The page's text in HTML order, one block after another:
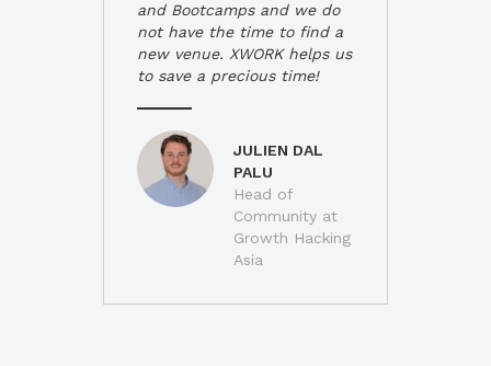
and Bootcamps and we do
not have the time to find a
new venue. XWORK helps us
to save a precious time!
JULIEN DAL
PALU
Head of
Community at
Growth Hacking
Asia